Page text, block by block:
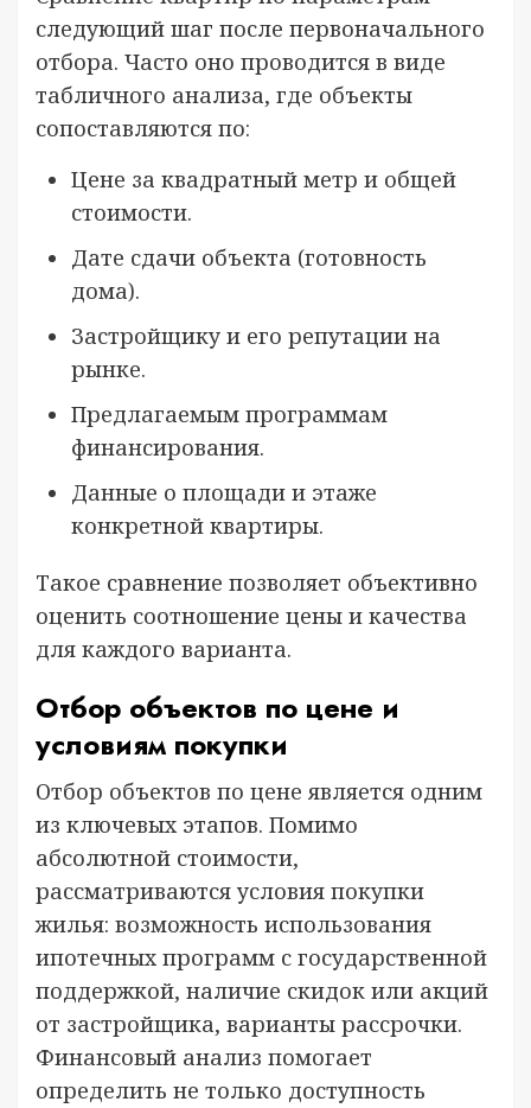
следующий шаг после первоначального
отбора. Часто оно проводится в виде
табличного анализа, где объекты
сопоставляются по:
Цене за квадратный метр и общей
стоимости.
Дате сдачи объекта (готовность
дома).
Застройщику и его репутации на
рынке.
Предлагаемым программам
финансирования.
Данные о площади и этаже
конкретной квартиры.
Такое сравнение позволяет объективно
оценить соотношение цены и качества
для каждого варианта.
Отбор объектов по цене и
условиям покупки
Отбор объектов по цене является одним
из ключевых этапов. Помимо
абсолютной стоимости,
рассматриваются условия покупки
жилья: возможность использования
ипотечных программ с государственной
поддержкой, наличие скидок или акций
от застройщика, варианты рассрочки.
Финансовый анализ помогает
определить не только доступность